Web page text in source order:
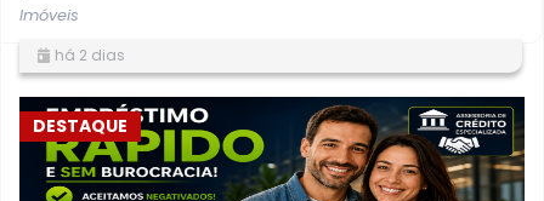
Imóveis
há 2 dias
DESTAQUE